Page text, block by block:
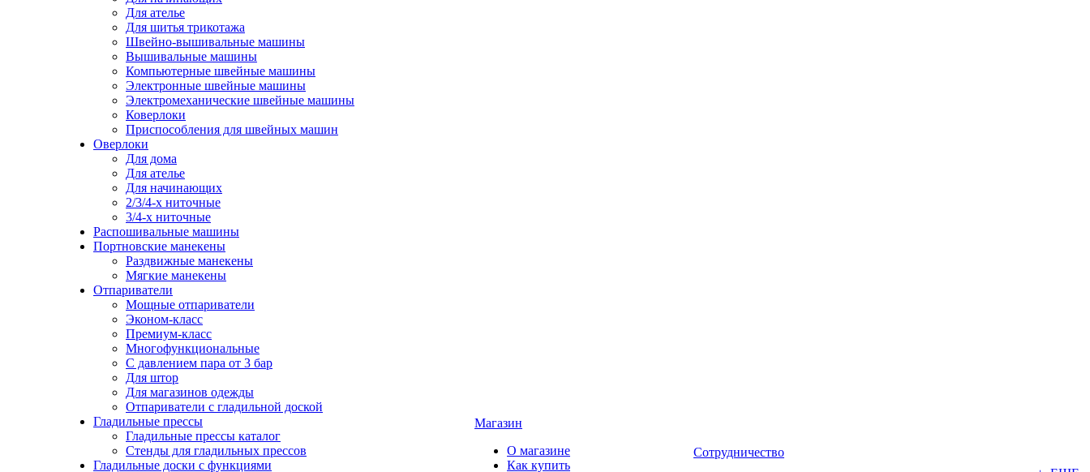
Для ателье
Для шитья трикотажа
Швейно-вышивальные машины
Вышивальные машины
Компьютерные швейные машины
Электронные швейные машины
Электромеханические швейные машины
Коверлоки
Приспособления для швейных машин
Оверлоки
Для дома
Для ателье
Для начинающих
2/3/4-х ниточные
3/4-х ниточные
Распошивальные машины
Портновские манекены
Раздвижные манекены
Мягкие манекены
Отпариватели
Мощные отпариватели
Эконом-класс
Премиум-класс
Многофункциональные
С давлением пара от 3 бар
Для штор
Для магазинов одежды
Отпариватели с гладильной доской
Гладильные прессы
Гладильные прессы каталог
Стенды для гладильных прессов
Гладильные доски с функциями
Магазин
О магазине
Как купить
Сотрудничество